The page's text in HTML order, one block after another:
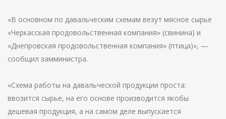
«В основном по давальческим схемам везут мясное сырье
«Черкасская продовольственная компания» (свинина) и
«Днепровская продовольственная компания» (птица)», —
сообщил замминистра.
«Схема работы на давальческой продукции проста:
ввозится сырье, на его основе производится якобы
дешевая продукция, а на самом деле выпускается